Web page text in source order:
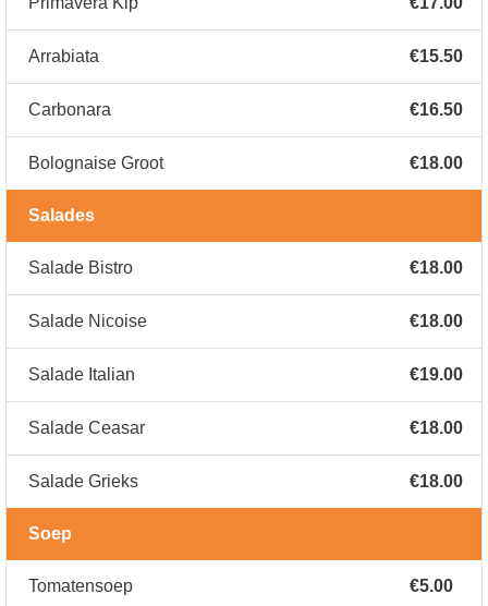
Arrabiata €15.50
Carbonara €16.50
Bolognaise Groot €18.00
Salades
Salade Bistro €18.00
Salade Nicoise €18.00
Salade Italian €19.00
Salade Ceasar €18.00
Salade Grieks €18.00
Soep
Tomatensoep €5.00